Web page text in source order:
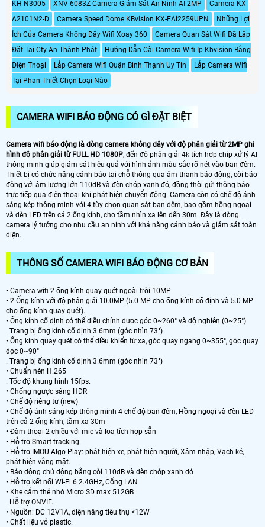
KH-N3005 XNV-6083Z Camera Giám Sát An Ninh AI 2MP
Camera KX-
A2101N2-D
Camera Speed Dome KBvision KX-EAi2259UPN
Những Lợi
Ích Của Camera Không Dây Wifi Xoay 360
Camera Quan Sát Wifi Đã Lắp
Đặt Tại Cty An Thành Phát
Hướng Dẫn Cài Camera Wifi Ip Kbvision Bằng
Điện Thoại
Lắp Camera Wifi Quận Bình Thạnh Uy Tín
Lắp Camera Wifi
Tại Phan Thiết Chọn Loại Nào
CAMERA WIFI BÁO ĐỘNG CÓ GÌ ĐẶT BIỆT
Camera wifi báo động là dòng camera không dây với độ phân giải từ 2MP ghi
hình độ phân giải từ FULL HD 1080P, đến độ phân giải 4k tích hợp chip xử lý AI
thông minh giúp giám sát hiệu quả với hình ảnh màu sắc rõ nét vào ban đêm.
Thiết bị có chức năng cảnh báo tại chỗ thông qua âm thanh báo động, còi báo
động với âm lượng lớn 110dB và đèn chớp xanh đỏ, đồng thời gửi thông báo
trực tiếp qua điện thoại khi phát hiện chuyển động. Camera còn có chế độ ánh
sáng kép thông minh với 4 tùy chọn quan sát ban đêm, bao gồm hồng ngoại
và đèn LED trên cả 2 ống kính, cho tầm nhìn xa lên đến 30m. Đây là dòng
camera lý tưởng cho nhu cầu an ninh với khả năng cảnh báo và giám sát toàn
diện.
THÔNG SỐ CAMERA WIFI BÁO ĐỘNG CƠ BẢN
• Camera wifi 2 ống kính quay quét ngoài trời 10MP
• 2 Ống kính với độ phân giải 10.0MP (5.0 MP cho ống kính cố định và 5.0 MP
cho ống kính quay quét).
• Ống kính cố định có thể điều chỉnh được góc 0~260° và độ nghiên (0~25°)
. Trang bị ống kính cố định 3.6mm (góc nhìn 73°)
• Ống kính quay quét có thể điều khiển từ xa, góc quay ngang 0~355°, góc quay
dọc 0~90°
. Trang bị ống kính cố định 3.6mm (góc nhìn 73°)
• Chuẩn nén H.265
. Tốc độ khung hình 15fps.
• Chống ngược sáng HDR
• Chế độ riêng tư (new)
• Chế độ ánh sáng kép thông minh 4 chế độ ban đêm, Hồng ngoại và đèn LED
trên cả 2 ống kính, tầm xa 30m
• Đàm thoại 2 chiều với mic và loa tích hợp sẵn
• Hỗ trợ Smart tracking.
• Hỗ trợ IMOU Algo Play: phát hiện xe, phát hiện người, Xâm nhập, Vạch kẻ,
phát hiện vắng mặt.
• Báo động chủ động bằng còi 110dB và đèn chớp xanh đỏ
• Hỗ trợ kết nối Wi-Fi 6 2.4GHz, Cổng LAN
• Khe cắm thẻ nhớ Micro SD max 512GB
. Hỗ trợ ONVIF.
• Nguồn: DC 12V1A, điện năng tiêu thụ <12W
• Chất liệu vỏ plastic.